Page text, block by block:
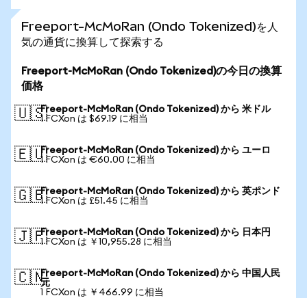
Freeport-McMoRan (Ondo Tokenized)を人
気の通貨に換算して探索する
Freeport-McMoRan (Ondo Tokenized)の今日の換算
価格
🇺🇸Freeport-McMoRan (Ondo Tokenized) から 米ドル
1 FCXon は $69.19 に相当
🇪🇺Freeport-McMoRan (Ondo Tokenized) から ユーロ
1 FCXon は €60.00 に相当
🇬🇧Freeport-McMoRan (Ondo Tokenized) から 英ポンド
1 FCXon は £51.45 に相当
🇯🇵Freeport-McMoRan (Ondo Tokenized) から 日本円
1 FCXon は ￥10,955.28 に相当
🇨🇳Freeport-McMoRan (Ondo Tokenized) から 中国人民
元
1 FCXon は ￥466.99 に相当